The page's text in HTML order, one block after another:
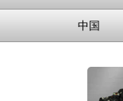
中国